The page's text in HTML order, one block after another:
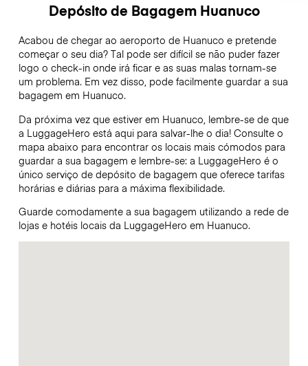
Depósito de Bagagem Huanuco
Acabou de chegar ao aeroporto de Huanuco e pretende
começar o seu dia? Tal pode ser difícil se não puder fazer
logo o check-in onde irá ficar e as suas malas tornam-se
um problema. Em vez disso, pode facilmente guardar a sua
bagagem em Huanuco.
Da próxima vez que estiver em Huanuco, lembre-se de que
a LuggageHero está aqui para salvar-lhe o dia! Consulte o
mapa abaixo para encontrar os locais mais cómodos para
guardar a sua bagagem e lembre-se: a LuggageHero é o
único serviço de depósito de bagagem que oferece tarifas
horárias e diárias para a máxima flexibilidade.
Guarde comodamente a sua bagagem utilizando a rede de
lojas e hotéis locais da LuggageHero em Huanuco.